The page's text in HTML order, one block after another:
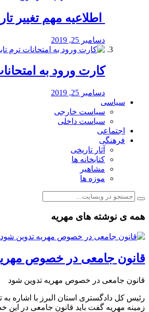
اطلاعیه مهم تغییر
دسامبر 25, 2019
کارت ورود به
دسامبر 25, 2019
سیاسی
سیاست خارجی
سیاست داخلی
اجتماعی
فرهنگی
آثار تاریخی
کتابخانه ها
مشاهیر
موزه ها
همه ی نوشته های مهریه
️قانون جامعی در خصوص
️قانون جامعی در خصوص مهریه تدوین شود
رئیس کل دادگستری استان البرز با اشاره به
زمینه مهریه گفت باید قانون جامعی در